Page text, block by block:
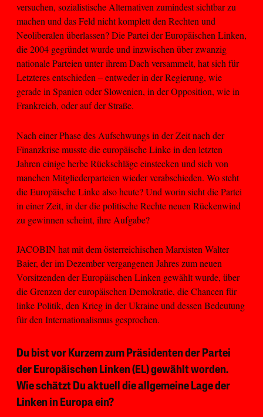
versuchen, sozialistische Alternativen zumindest sichtbar zu
machen und das Feld nicht komplett den Rechten und
Neoliberalen überlassen? Die Partei der Europäischen Linken,
die 2004 gegründet wurde und inzwischen über zwanzig
nationale Parteien unter ihrem Dach versammelt, hat sich für
Letzteres entschieden – entweder in der Regierung, wie
gerade in Spanien oder Slowenien, in der Opposition, wie in
Frankreich, oder auf der Straße.
Nach einer Phase des Aufschwungs in der Zeit nach der
Finanzkrise musste die europäische Linke in den letzten
Jahren einige herbe Rückschläge einstecken und sich von
manchen Mitgliederparteien wieder verabschieden. Wo steht
die Europäische Linke also heute? Und worin sieht die Partei
in einer Zeit, in der die politische Rechte neuen Rückenwind
zu gewinnen scheint, ihre Aufgabe?
JACOBIN hat mit dem österreichischen Marxisten Walter
Baier, der im Dezember vergangenen Jahres zum neuen
Vorsitzenden der Europäischen Linken gewählt wurde, über
die Grenzen der europäischen Demokratie, die Chancen für
linke Politik, den Krieg in der Ukraine und dessen Bedeutung
für den Internationalismus gesprochen.
Du bist vor Kurzem zum Präsidenten der Partei
der Europäischen Linken (EL) gewählt worden.
Wie schätzt Du aktuell die allgemeine Lage der
Linken in Europa ein?